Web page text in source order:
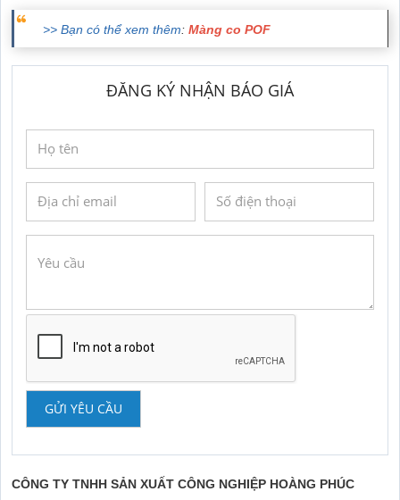
>> Bạn có thể xem thêm: Màng co POF
ĐĂNG KÝ NHẬN BÁO GIÁ
GỬI YÊU CẦU
CÔNG TY TNHH SẢN XUẤT CÔNG NGHIỆP HOÀNG PHÚC